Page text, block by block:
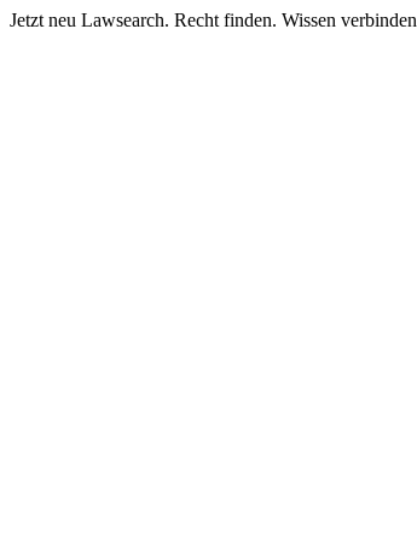
Jetzt neu Lawsearch. Recht finden. Wissen